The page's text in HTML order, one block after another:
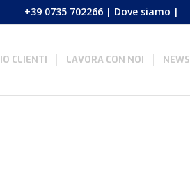
+39 0735 702266 | Dove siamo |
CLIENTI LAVORA CON NOI NEWS